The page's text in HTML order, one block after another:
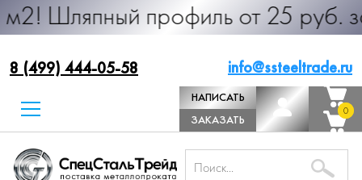
профиль от 25 руб. за м.п.
8 (499) 444-05-58 info@ssteeltrade.ru
НАПИСАТЬ
ДИРЕКТОРУ
ЗАКАЗАТЬ
ЗВОНОК
0
0